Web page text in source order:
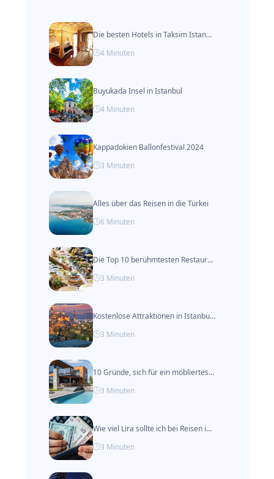
Die besten Hotels in Taksim Istanbul
4 Minuten
Buyukada Insel in Istanbul
4 Minuten
Kappadokien Ballonfestival 2024
3 Minuten
Alles über das Reisen in die Türkei
6 Minuten
Die Top 10 berühmtesten Restaurants in Alacati
3 Minuten
Kostenlose Attraktionen in Istanbul (Aktualisiert 2024)
3 Minuten
10 Gründe, sich für ein möbliertes Apartment anstelle eines Hotels in Istanbul zu entscheiden
3 Minuten
Wie viel Lira sollte ich bei Reisen in die Türkei mitnehmen?
3 Minuten